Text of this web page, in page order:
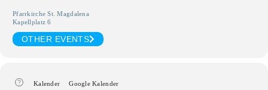
Pfarrkirche St. Magdalena
Kapellplatz 6
OTHER EVENTS
Kalender Google Kalender